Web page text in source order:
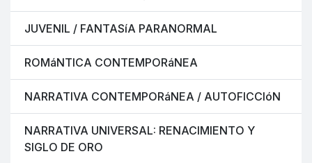
JUVENIL / FANTASíA PARANORMAL
ROMáNTICA CONTEMPORáNEA
NARRATIVA CONTEMPORáNEA / AUTOFICCIóN
NARRATIVA UNIVERSAL: RENACIMIENTO Y
SIGLO DE ORO